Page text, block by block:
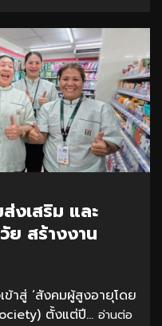
งเสริม และ
สร้างงาน
ข้าสู่ ‘สังคมผู้สูงอายุโดย
ตั้งแต่ปี... อ่านต่อ